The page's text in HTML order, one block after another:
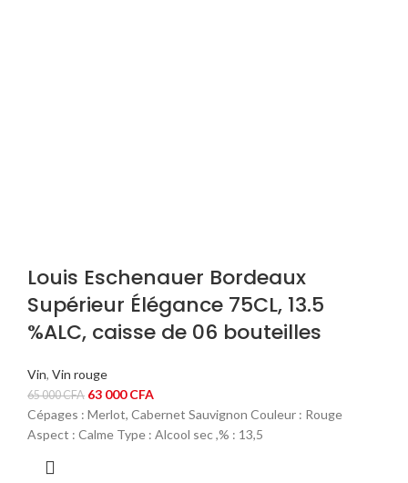
Louis Eschenauer Bordeaux
Supérieur Élégance 75CL, 13.5
%ALC, caisse de 06 bouteilles
Vin, Vin rouge
65 000CFA Le
prix
initial
63 000CFALe
prix
actuel
Cépages : Merlot, Cabernet Sauvignon Couleur : Rouge
Aspect : Calme Type : Alcool sec ,% : 13,5